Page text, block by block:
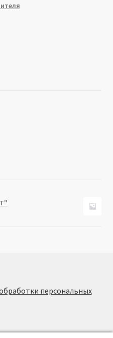
персональных